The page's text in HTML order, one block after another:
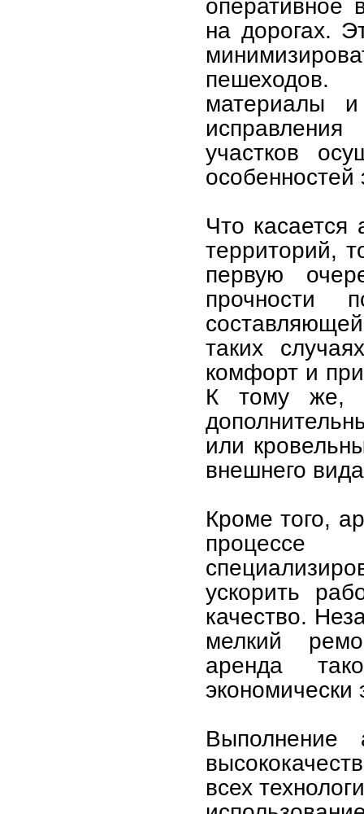
оперативное
на дорогах.
пешеходов.
материалы
участков
особенностей
Что
территорий,
первую
прочности
таких
комфорт и
К тому же,
или
внешнего
Кроме того,
процессе
ускорить
качество.
мелкий
аренда
Выполнение
всех